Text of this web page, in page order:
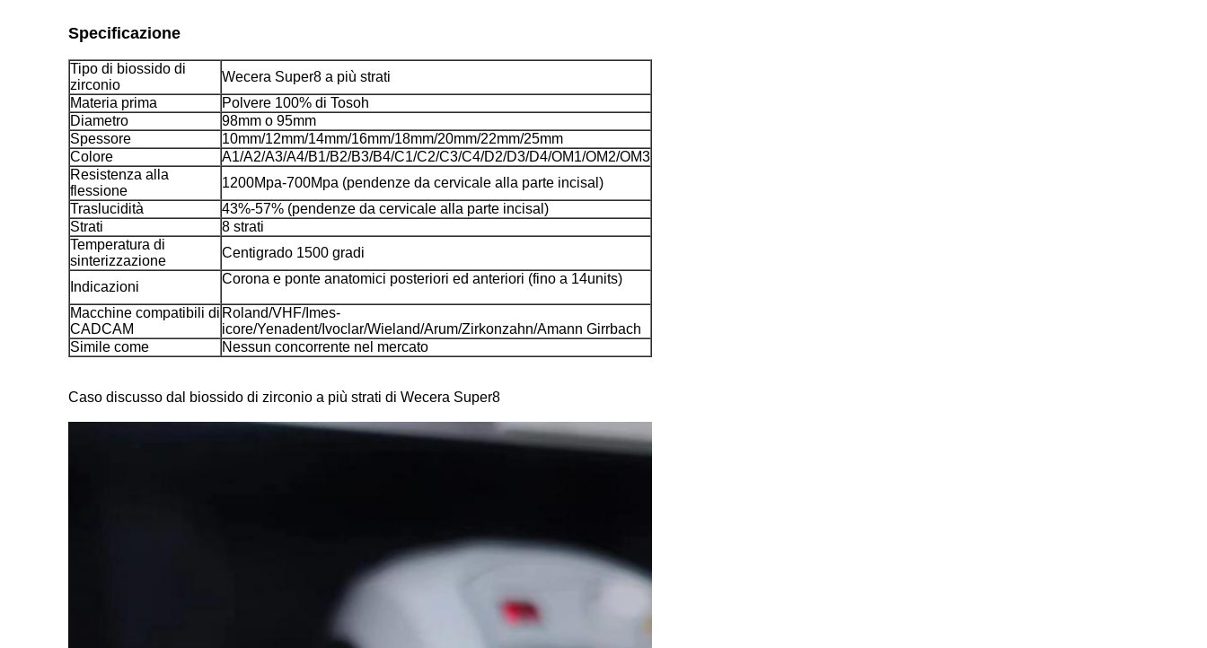
Specificazione
Tipo di biossido di
zirconio
Wecera Super8 a più strati
Materia prima
Polvere 100% di Tosoh
Diametro
98mm o 95mm
Spessore
10mm/12mm/14mm/16mm/18mm/20mm/22mm/25mm
Colore
A1/A2/A3/A4/B1/B2/B3/B4/C1/C2/C3/C4/D2/D3/D4/OM1/OM2/OM3
Resistenza alla
flessione
1200Mpa-700Mpa (pendenze da cervicale alla parte incisal)
Traslucidità
43%-57% (pendenze da cervicale alla parte incisal)
Strati
8 strati
Temperatura di
sinterizzazione
Centigrado 1500 gradi
Indicazioni
Corona e ponte anatomici posteriori ed anteriori (fino a 14units)
Macchine compatibili di
CADCAM
Roland/VHF/Imes-
icore/Yenadent/Ivoclar/Wieland/Arum/Zirkonzahn/Amann Girrbach
Simile come
Nessun concorrente nel mercato
Caso discusso dal biossido di zirconio a più strati di Wecera Super8